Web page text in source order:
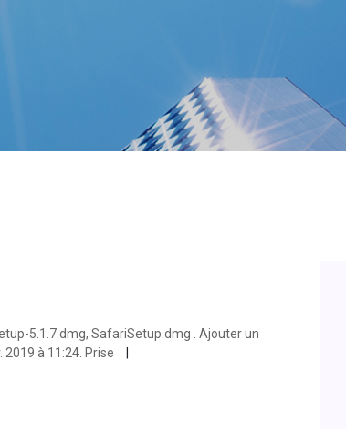
5.1.7.dmg, SafariSetup.dmg . Ajouter un
à 11:24. Prise